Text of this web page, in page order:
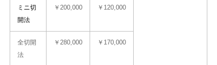
ミニ切
開法
￥200,000 ￥120,000
全切開
法
￥280,000 ￥170,000